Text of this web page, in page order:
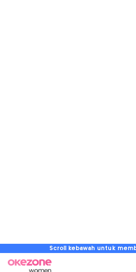
Scroll kebawah untuk